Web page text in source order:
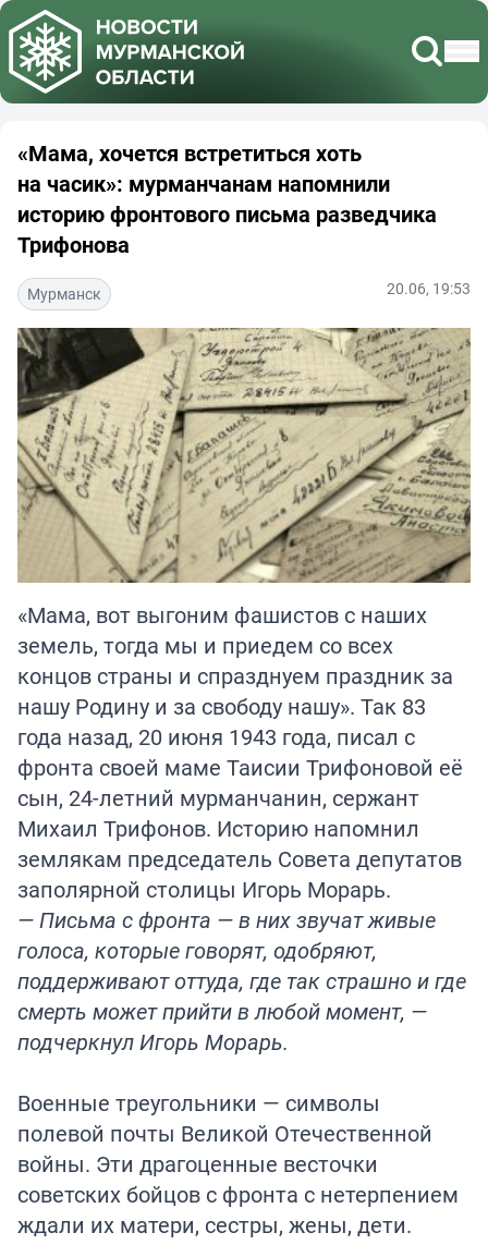
«Мама, хочется встретиться хоть
на часик»: мурманчанам напомнили
историю фронтового письма разведчика
Трифонова
Мурманск 20.06, 19:53
«Мама, вот выгоним фашистов с наших
земель, тогда мы и приедем со всех
концов страны и спразднуем праздник за
нашу Родину и за свободу нашу». Так 83
года назад, 20 июня 1943 года, писал с
фронта своей маме Таисии Трифоновой её
сын, 24-летний мурманчанин, сержант
Михаил Трифонов. Историю напомнил
землякам председатель Совета депутатов
заполярной столицы Игорь Морарь.
— Письма с фронта — в них звучат живые
голоса, которые говорят, одобряют,
поддерживают оттуда, где так страшно и где
смерть может прийти в любой момент, —
подчеркнул Игорь Морарь.
Военные треугольники — символы
полевой почты Великой Отечественной
войны. Эти драгоценные весточки
советских бойцов с фронта с нетерпением
ждали их матери, сестры, жены, дети.